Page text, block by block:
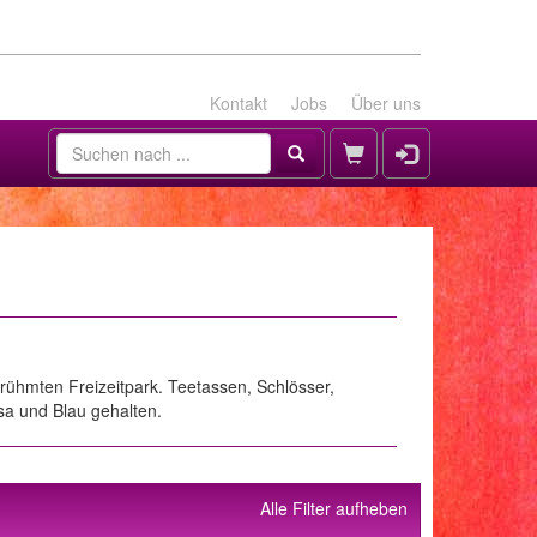
Kontakt Jobs Über uns
Freizeitpark. Teetassen, Schlösser,
und Blau gehalten.
Alle Filter aufheben